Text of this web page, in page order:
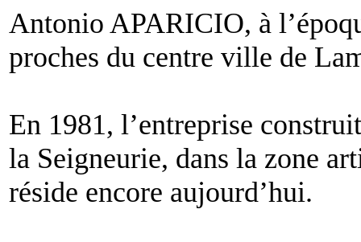
Antonio APARICIO, à
proches du centre ville de
En 1981, l’entreprise
la Seigneurie, dans la zone
réside encore aujourd’hui.